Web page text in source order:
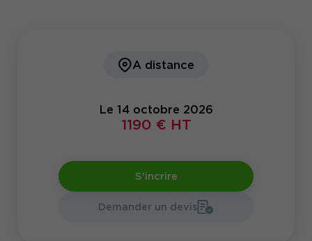
A distance
Le 14 octobre 2026
1190 € HT
S'incrire
Demander un devis